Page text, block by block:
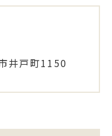
井戸町1150